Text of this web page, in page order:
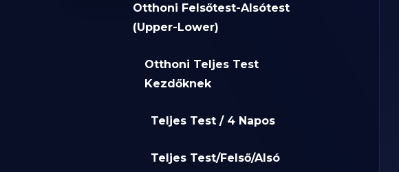
Otthoni Felsőtest-Alsótest
(Upper-Lower)
Otthoni Teljes Test
Kezdőknek
Teljes Test / 4 Napos
Teljes Test/Felső/Alsó